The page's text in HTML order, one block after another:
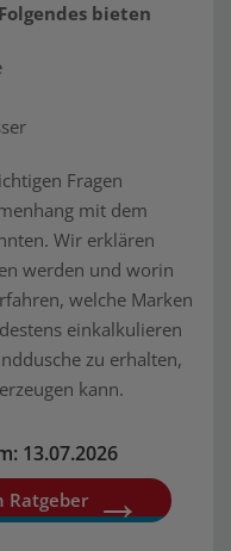
bieten
Fragen
mit dem
Wir erklären
werden und worin
welche Marken
einkalkulieren
zu erhalten,
kann.
13.07.2026
Ratgeber